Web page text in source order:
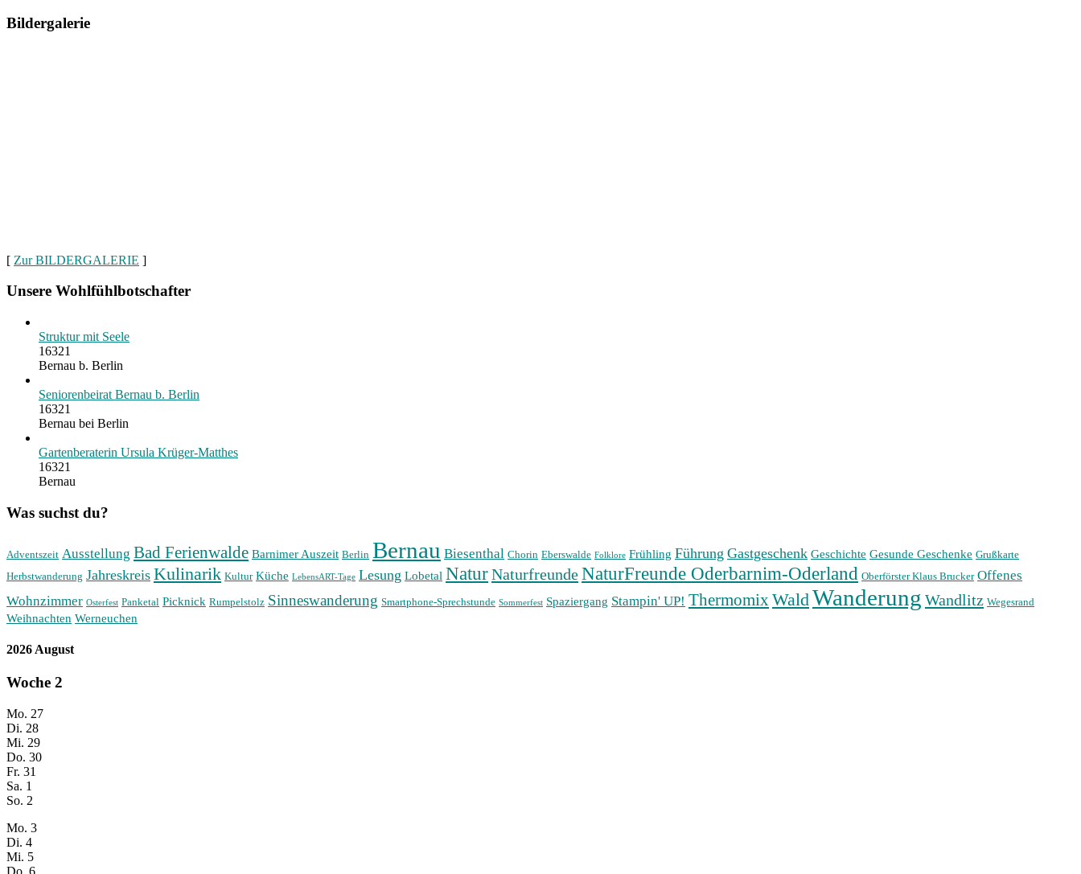
Bildergalerie
[ Zur BILDERGALERIE ]
Unsere Wohlfühlbotschafter
Struktur mit Seele
16321
Bernau b. Berlin
Seniorenbeirat Bernau b. Berlin
16321
Bernau bei Berlin
Gartenberaterin Ursula Krüger-Matthes
16321
Bernau
Was suchst du?
Adventszeit Ausstellung Bad Ferienwalde Barnimer Auszeit Berlin Bernau Biesenthal Chorin Eberswalde Folklore Frühling Führung Gastgeschenk Geschichte Gesunde Geschenke Grußkarte
Herbstwanderung Jahreskreis Kulinarik Kultur Küche LebensART-Tage Lesung Lobetal NaturNaturfreundeNaturFreunde Oderbarnim-Oderland Oberförster Klaus Brucker Offenes
Wohnzimmer Osterfest Panketal Picknick Rumpelstolz Sinneswanderung Smartphone-Sprechstunde Sommerfest Spaziergang Stampin' UP! Thermomix Wald Wanderung Wandlitz Wegesrand
Weihnachten Werneuchen
2026 August
Woche 2
Mo. 27
Di. 28
Mi. 29
Do. 30
Fr. 31
Sa. 1
So. 2
Mo. 3
Di. 4
Mi. 5
Do. 6